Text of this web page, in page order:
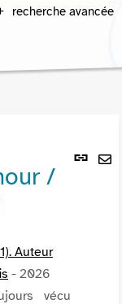
recherche avancée
Lien
/
Auteur
- 2026
vécu